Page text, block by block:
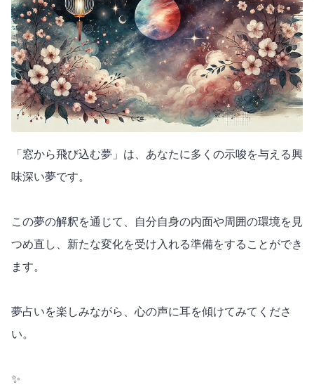
「窓から飛び込む夢」は、あなたに多くの示唆を与える興
味深い夢です。
この夢の解釈を通じて、自分自身の内面や周囲の環境を見
つめ直し、新たな変化を受け入れる準備をすることができ
ます。
夢占いを楽しみながら、心の声に耳を傾けてみてくださ
い。
✨